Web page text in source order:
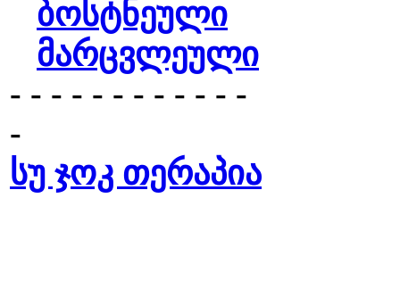
ბოსტნეული
მარცვლეული
- - - - - - - - - - - -
-
სუ ჯოკ თერაპია